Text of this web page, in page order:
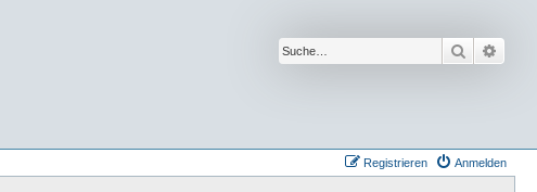
Suche
Anmelden
Registrieren